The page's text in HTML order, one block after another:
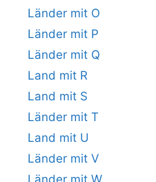
Länder mit O
Länder mit P
Länder mit Q
Land mit R
Land mit S
Länder mit T
Land mit U
Länder mit V
Länder mit W